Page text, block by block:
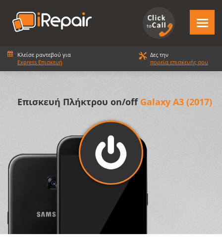
Κλείσε ραντεβού για
Express Επισκευή
Δες την
πορεία επισκευής σου
Επισκευή Πλήκτρου on/off Galaxy A3 (2017)